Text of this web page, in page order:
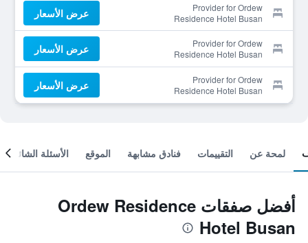
Provider for Ordew
Residence Hotel Busan
عرض الأسعار
Provider for Ordew
Residence Hotel Busan
عرض الأسعار
Provider for Ordew
Residence Hotel Busan
عرض الأسعار
لمحة عن التقييمات فنادق مشابهة الموقع الأسئلة الشائعة
أفضل صفقات Ordew Residence
Hotel Busan